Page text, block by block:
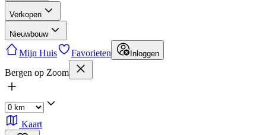
Verkopen
Nieuwbouw
Mijn Huis Favorieten Inloggen
Bergen op Zoom
Kaart